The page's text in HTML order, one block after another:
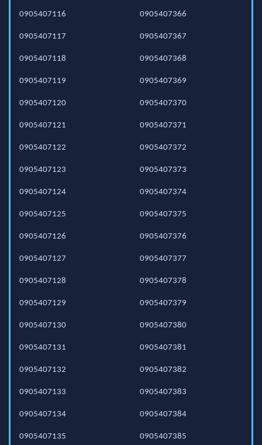
0905407116
0905407117
0905407118
0905407119
0905407120
0905407121
0905407122
0905407123
0905407124
0905407125
0905407126
0905407127
0905407128
0905407129
0905407130
0905407131
0905407132
0905407133
0905407134
0905407135
0905407366
0905407367
0905407368
0905407369
0905407370
0905407371
0905407372
0905407373
0905407374
0905407375
0905407376
0905407377
0905407378
0905407379
0905407380
0905407381
0905407382
0905407383
0905407384
0905407385